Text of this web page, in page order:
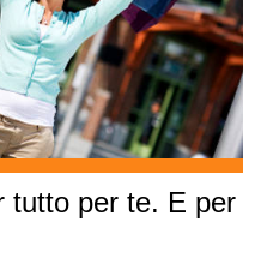
tutto per te. E per